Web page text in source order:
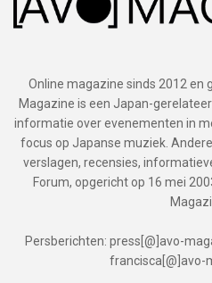
Online magazine sinds 2012 en
Magazine is een Japan-
informatie over evenementen in
focus op Japanse muziek.
verslagen, recensies,
Forum, opgericht op 16 mei
Persberichten: press[@]avo-
francisca[@]avo-